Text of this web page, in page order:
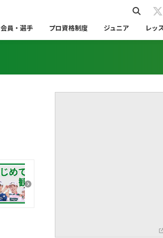
会員・選手 プロ資格制度 ジュニア レッ